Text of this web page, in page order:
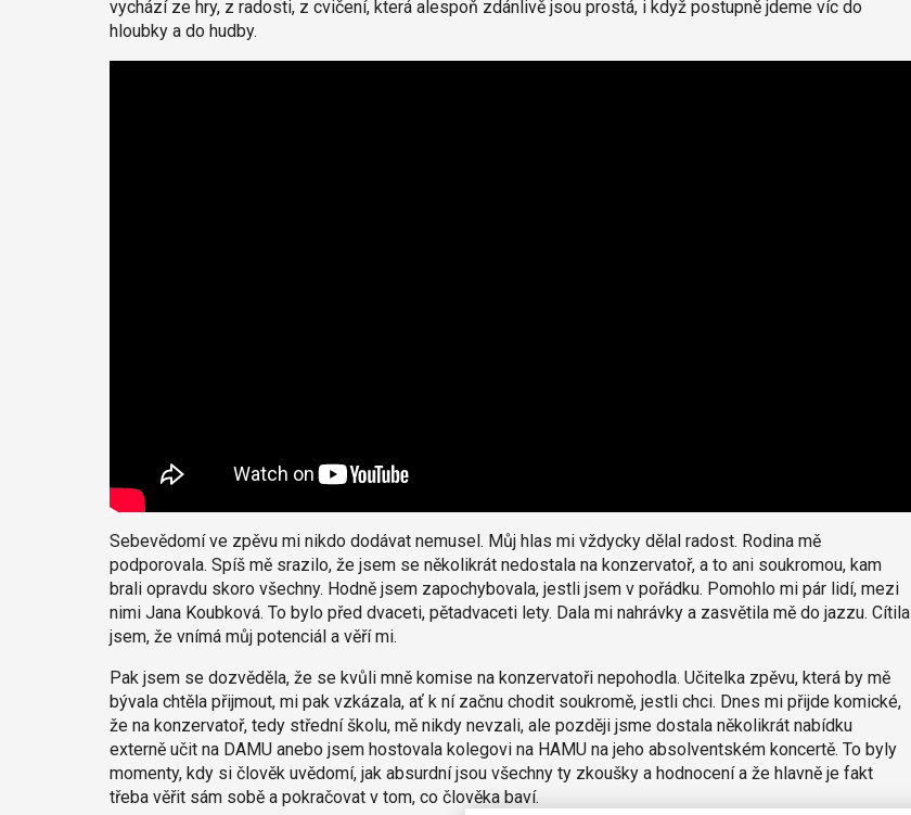
vychází ze hry, z radosti, z cvičení, která alespoň zdánlivě jsou prostá, i když postupně jdeme víc do
hloubky a do hudby.
Sebevědomí ve zpěvu mi nikdo dodávat nemusel. Můj hlas mi vždycky dělal radost. Rodina mě
podporovala. Spíš mě srazilo, že jsem se několikrát nedostala na konzervatoř, a to ani soukromou, kam
brali opravdu skoro všechny. Hodně jsem zapochybovala, jestli jsem v pořádku. Pomohlo mi pár lidí, mezi
nimi Jana Koubková. To bylo před dvaceti, pětadvaceti lety. Dala mi nahrávky a zasvětila mě do jazzu. Cítila
jsem, že vnímá můj potenciál a věří mi.
Pak jsem se dozvěděla, že se kvůli mně komise na konzervatoři nepohodla. Učitelka zpěvu, která by mě
bývala chtěla přijmout, mi pak vzkázala, ať k ní začnu chodit soukromě, jestli chci. Dnes mi přijde komické,
že na konzervatoř, tedy střední školu, mě nikdy nevzali, ale později jsme dostala několikrát nabídku
externě učit na DAMU anebo jsem hostovala kolegovi na HAMU na jeho absolventském koncertě. To byly
momenty, kdy si člověk uvědomí, jak absurdní jsou všechny ty zkoušky a hodnocení a že hlavně je fakt
třeba věřit sám sobě a pokračovat v tom, co člověka baví.